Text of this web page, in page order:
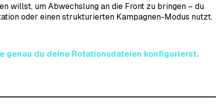
willst, um Abwechslung an die Front zu bringen – du
oder einen strukturierten Kampagnen-Modus nutzt.
genau du deine Rotationsdateien konfigurierst,